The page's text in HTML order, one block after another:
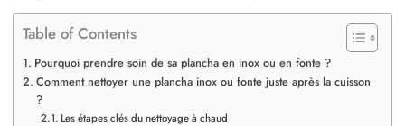
Table of Contents
Pourquoi prendre soin de sa plancha en inox ou en fonte ?
Comment nettoyer une plancha inox ou fonte juste après la cuisson
?
Les étapes clés du nettoyage à chaud